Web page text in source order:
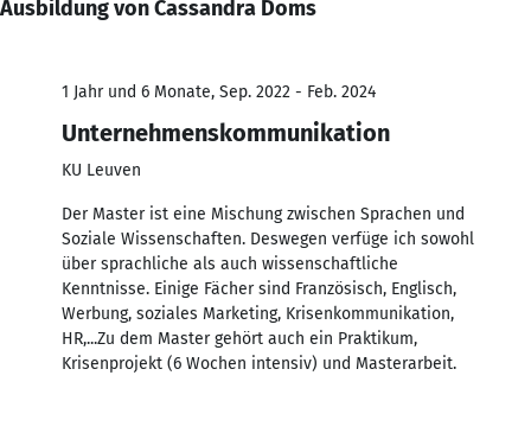
Ausbildung von Cassandra Doms
1 Jahr und 6 Monate, Sep. 2022 - Feb. 2024
Unternehmenskommunikation
KU Leuven
Der Master ist eine Mischung zwischen Sprachen und
Soziale Wissenschaften. Deswegen verfüge ich sowohl
über sprachliche als auch wissenschaftliche
Kenntnisse. Einige Fächer sind Französisch, Englisch,
Werbung, soziales Marketing, Krisenkommunikation,
HR,...Zu dem Master gehört auch ein Praktikum,
Krisenprojekt (6 Wochen intensiv) und Masterarbeit.